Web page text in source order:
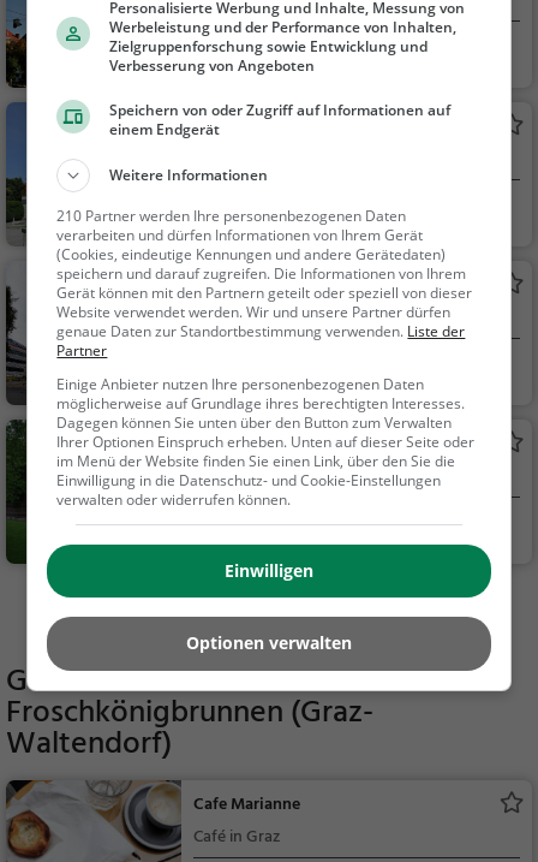
Graz, Österreich
Familie & Kinder,
Opernhaus Graz
Graz, Österreich
Kunst & Museen,
Sehenswürdigkeit
Terrasse
Aussichtspunkt in Graz
amilie & Kinder, Natu
r
Stadtpark
Park in Graz (Innere Stadt)
Graz, Österreich
Familie & Kinder,
Mehr Aktivitäten in Graz finden
Gaststätten in der Nähe von
Froschkönigbrunnen (Graz-
Waltendorf)
Cafe Marianne
Café in Graz
Personalisierte Werbung und Inhalte, Messung von
Werbeleistung und der Performance von Inhalten,
Zielgruppenforschung sowie Entwicklung und
Verbesserung von Angeboten
Speichern von oder Zugriff auf Informationen auf
einem Endgerät
Weitere Informationen
210 Partner werden Ihre personenbezogenen Daten
verarbeiten und dürfen Informationen von Ihrem Gerät
(Cookies, eindeutige Kennungen und andere Gerätedaten)
speichern und darauf zugreifen. Die Informationen von Ihrem
Gerät können mit den Partnern geteilt oder speziell von dieser
Website verwendet werden. Wir und unsere Partner dürfen
genaue Daten zur Standortbestimmung verwenden. Liste der
Partner
Einige Anbieter nutzen Ihre personenbezogenen Daten
möglicherweise auf Grundlage ihres berechtigten Interesses.
Dagegen können Sie unten über den Button zum Verwalten
Ihrer Optionen Einspruch erheben. Unten auf dieser Seite oder
im Menü der Website finden Sie einen Link, über den Sie die
Einwilligung in die Datenschutz- und Cookie-Einstellungen
verwalten oder widerrufen können.
Einwilligen
Optionen verwalten